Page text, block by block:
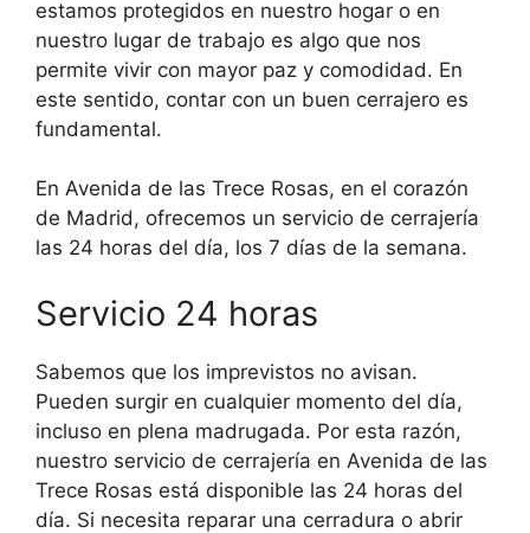
estamos protegidos en nuestro hogar o en
nuestro lugar de trabajo es algo que nos
permite vivir con mayor paz y comodidad. En
este sentido, contar con un buen cerrajero es
fundamental.
En Avenida de las Trece Rosas, en el corazón
de Madrid, ofrecemos un servicio de cerrajería
las 24 horas del día, los 7 días de la semana.
Servicio 24 horas
Sabemos que los imprevistos no avisan.
Pueden surgir en cualquier momento del día,
incluso en plena madrugada. Por esta razón,
nuestro servicio de cerrajería en Avenida de las
Trece Rosas está disponible las 24 horas del
día. Si necesita reparar una cerradura o abrir